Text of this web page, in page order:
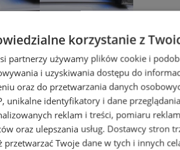
korzystanie z
partnerzy używamy plików cookie i
i uzyskiwania dostępu do
oraz do przetwarzania danych
unikalne identyfikatory i dane
reklam i treści, pomiaru
oraz ulepszania usług. Dostawcy stron
przetwarzać Twoje dane w tych i innych